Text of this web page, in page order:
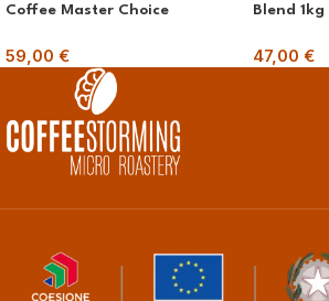
Coffee Master Choice
59,00 €
Blend 1kg
47,00 €